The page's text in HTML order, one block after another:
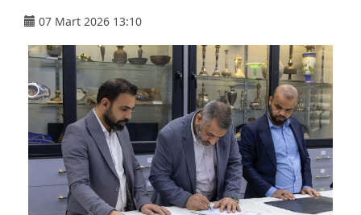
07 Mart 2026 13:10